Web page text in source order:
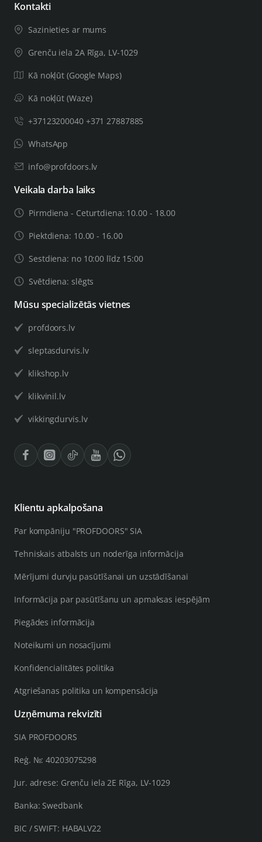
Kontakti
Sazinieties ar mums
Grenču iela 2A Rīga, LV-1029
Kā nokļūt (Google Maps)
Kā nokļūt (Waze)
+37123200040 +371 27887885
WhatsApp
info@profdoors.lv
Veikala darba laiks
Pirmdiena - Ceturtdiena: 10.00 - 18.00
Piektdiena: 10.00 - 16.00
Sestdiena: no 10:00 līdz 15:00
Svētdiena: slēgts
Mūsu specializētās vietnes
profdoors.lv
sleptasdurvis.lv
klikshop.lv
klikvinil.lv
vikkingdurvis.lv
Klientu apkalpošana
Par kompāniju "PROFDOORS" SIA
Tehniskais atbalsts un noderīga informācija
Mērījumi durvju pasūtīšanai un uzstādīšanai
Informācija par pasūtīšanu un apmaksas iespējām
Piegādes informācija
Noteikumi un nosacījumi
Konfidencialitātes politika
Atgriešanas politika un kompensācija
Uzņēmuma rekvizīti
SIA PROFDOORS
Reģ. №: 40203075298
Jur. adrese: Grenču iela 2E Rīga, LV-1029
Banka: Swedbank
BIC / SWIFT: HABALV22